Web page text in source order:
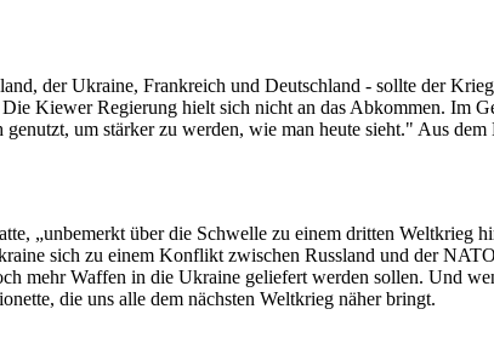
der Ukraine, Frankreich und Deutschland - sollte der
Kiewer Regierung hielt sich nicht an das Abkommen.
um stärker zu werden, wie man heute sieht." Aus
„unbemerkt über die Schwelle zu einem dritten
sich zu einem Konflikt zwischen Russland und der
mehr Waffen in die Ukraine geliefert werden sollen. Und
die uns alle dem nächsten Weltkrieg näher bringt.